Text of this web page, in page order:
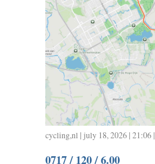
cycling,nl | july 18, 2026 | 21:06 |
0717 / 120 / 6.00